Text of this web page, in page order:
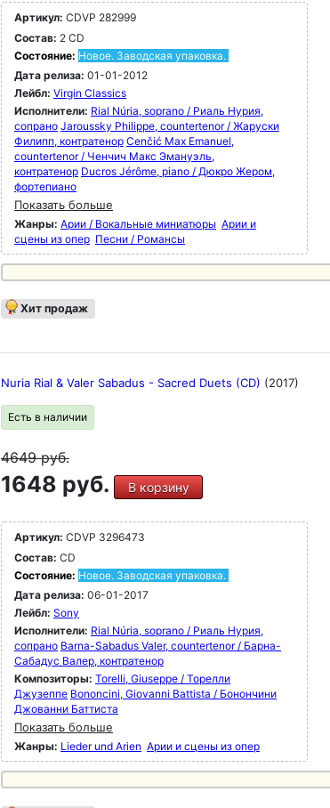
Артикул: CDVP 282999
Состав: 2 CD
Состояние: Новое. Заводская упаковка.
Дата релиза: 01-01-2012
Лейбл: Virgin Classics
Исполнители: Rial Núria, soprano / Риаль Нурия,
сопрано Jaroussky Philippe, countertenor / Жаруски
Филипп, контратенор Cenčić Max Emanuel,
countertenor / Ченчич Макс Эмануэль,
контратенор Ducros Jérôme, piano / Дюкро Жером,
фортепиано
Показать больше
Жанры: Арии / Вокальные миниатюры Арии и
сцены из опер Песни / Романсы
Хит продаж
Nuria Rial & Valer Sabadus - Sacred Duets (CD) (2017)
Есть в наличии
4649руб.
1648 руб. В корзину
Артикул: CDVP 3296473
Состав: CD
Состояние: Новое. Заводская упаковка.
Дата релиза: 06-01-2017
Лейбл: Sony
Исполнители: Rial Núria, soprano / Риаль Нурия,
сопрано Barna-Sabadus Valer, countertenor / Барна-
Сабадус Валер, контратенор
Композиторы: Torelli, Giuseppe / Торелли
Джузеппе Bononcini, Giovanni Battista / Бонончини
Джованни Баттиста
Показать больше
Жанры: Lieder und Arien Арии и сцены из опер